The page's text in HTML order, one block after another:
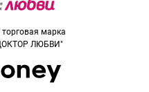
марка
ЛЮБВИ"